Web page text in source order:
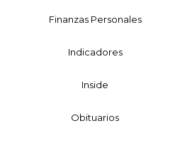
Finanzas Personales
Indicadores
Inside
Obituarios